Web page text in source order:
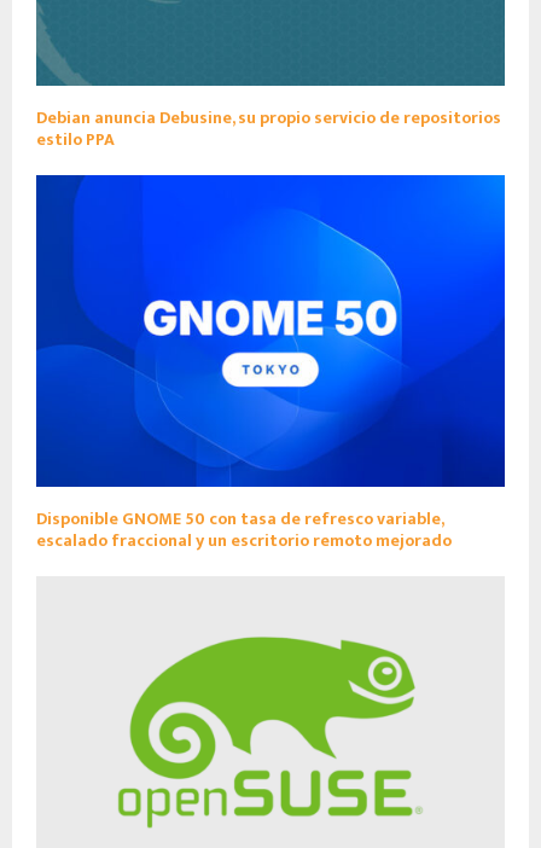
Debian anuncia Debusine, su propio servicio de repositorios
estilo PPA
Disponible GNOME 50 con tasa de refresco variable,
escalado fraccional y un escritorio remoto mejorado